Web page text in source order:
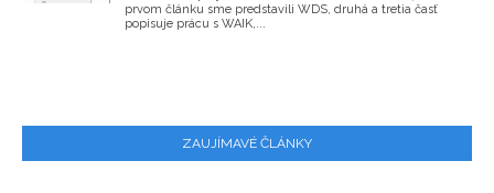
prvom článku sme predstavili WDS, druhá a tretia časť
popisuje prácu s WAIK,...
ZAUJÍMAVÉ ČLÁNKY